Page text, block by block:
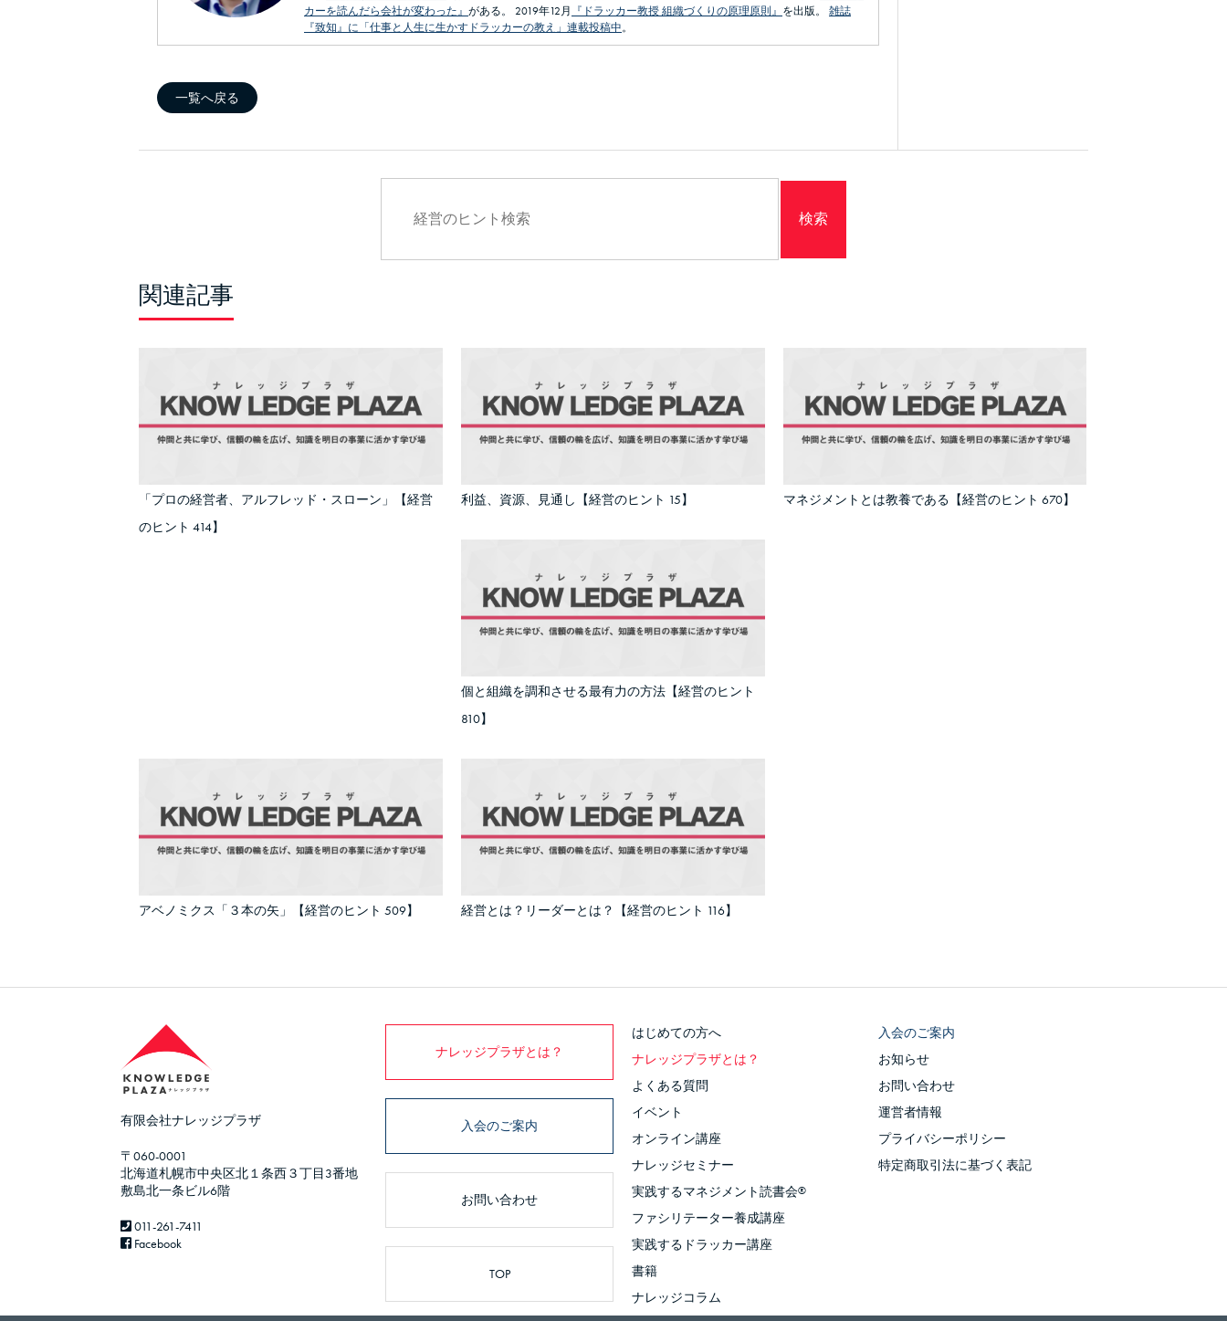
カーを読んだら会社が変わった』 がある。 2019年12月 『ドラッカー教授 組織づくりの原理原則』 を出版。 雑誌
『致知』に「仕事と人生に生かすドラッカーの教え」連載投稿中。
一覧へ戻る
関連記事
「プロの経営者、アルフレッド・スローン」【経営
のヒント 414】
利益、資源、見通し【経営のヒント 15】 マネジメントとは教養である【経営のヒント 670】
個と組織を調和させる最有力の方法【経営のヒント
810】
アベノミクス「３本の矢」【経営のヒント 509】 経営とは？リーダーとは？【経営のヒント 116】
有限会社ナレッジプラザ
〒060-0001
北海道札幌市中央区北１条西３丁目3番地
敷島北一条ビル6階
011-261-7411
Facebook
ナレッジプラザとは？
入会のご案内
お問い合わせ
TOP
はじめての方へ
ナレッジプラザとは？
よくある質問
イベント
オンライン講座
ナレッジセミナー
実践するマネジメント読書会®
ファシリテーター養成講座
実践するドラッカー講座
書籍
ナレッジコラム
入会のご案内
お知らせ
お問い合わせ
運営者情報
プライバシーポリシー
特定商取引法に基づく表記